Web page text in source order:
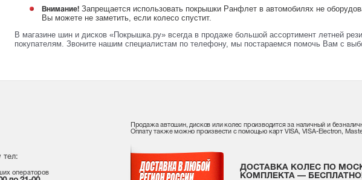
Внимание!Запрещается использовать покрышки Ранфлет в автомобилях не
Вы можете не заметить, если колесо спустит.
В магазине шин и дисков «Покрышка.ру» всегда в продаже большой ассортимент летней
покупателям. Звоните нашим специалистам по телефону, мы постараемся помочь Вам с
тел:
операторов
Продажа автошин, дисков или колес производится за наличный и
Оплату также можно произвести с помощью карт VISA, VISA-Electron,
ДОСТАВКА КОЛЕС ПО
КОМПЛЕКТА —